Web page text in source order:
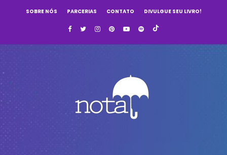
SOBRE NÓS PARCERIAS CONTATO DIVULGUE SEU LIVRO!